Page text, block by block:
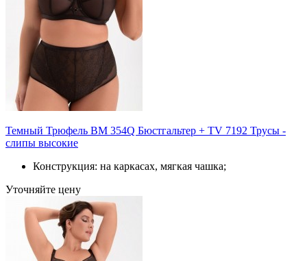
Темный Трюфель BM 354Q Бюстгальтер + TV 7192 Трусы -
слипы высокие
Конструкция: на каркасах, мягкая чашка;
Уточняйте цену